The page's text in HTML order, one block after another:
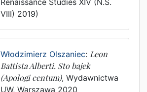
Renaissance Studies XIV (N.S.
VIII) 2019)
Włodzimierz Olszaniec: Leon
Battista Alberti. Sto bajek
(Apologi centum), Wydawnictwa
UW, Warszawa 2020